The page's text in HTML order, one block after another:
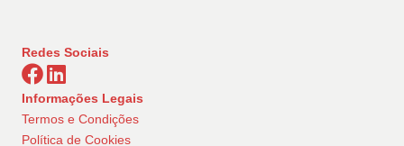
Redes Sociais
Informações Legais
Termos e Condições
Política de Cookies